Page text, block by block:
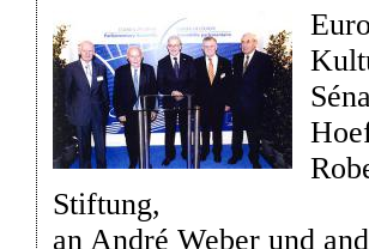
Stiftung,
an André Weber und